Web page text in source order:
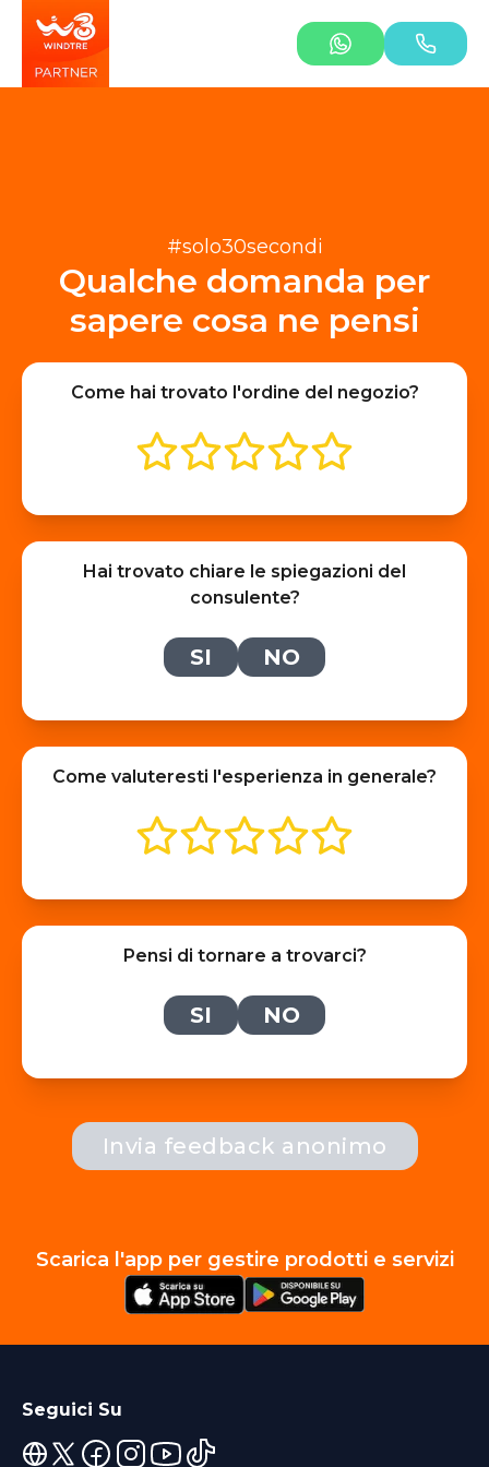
#solo30secondi
Qualche domanda per
sapere cosa ne pensi
Come hai trovato l'ordine del negozio?
Hai trovato chiare le spiegazioni del
consulente?
SI NO
Come valuteresti l'esperienza in generale?
Pensi di tornare a trovarci?
SI NO
Invia feedback anonimo
Scarica l'app per gestire prodotti e servizi
Seguici Su